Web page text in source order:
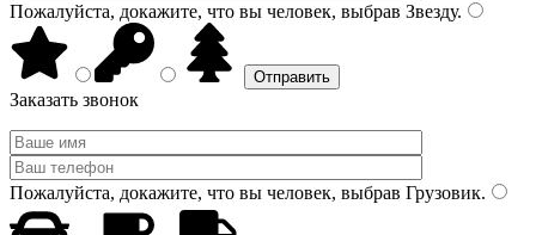
Пожалуйста, докажите, что вы человек, выбрав Звезду.
Заказать звонок
Пожалуйста, докажите, что вы человек, выбрав Грузовик.